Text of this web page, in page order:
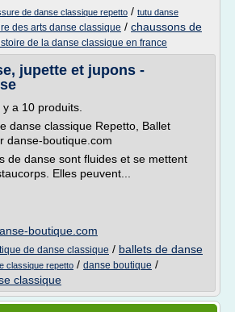
de danse classique repetto / tutu danse
des arts danse classique / chaussons de
de la danse classique en france
jupette et jupons -
a 10 produits.
danse classique Repetto, Ballet
danse-boutique.com
de danse sont fluides et se mettent
Elles peuvent...
boutique.com
de danse classique / ballets de danse
classique repetto / danse boutique /
classique